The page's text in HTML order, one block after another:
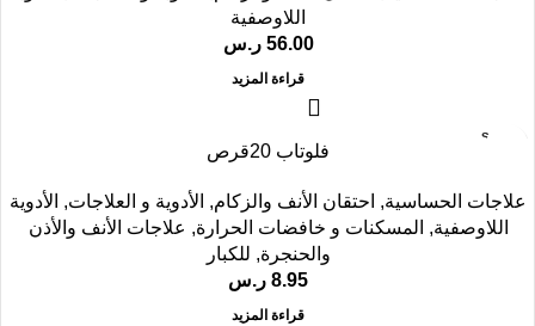
اللاوصفية
56.00 ر.س
قراءة المزيد
SOLD
فلوتاب 20قرص
علاجات الحساسية, احتقان الأنف والزكام, الأدوية و العلاجات, الأدوية
اللاوصفية, المسكنات و خافضات الحرارة, علاجات الأنف والأذن
والحنجرة, للكبار
8.95 ر.س
قراءة المزيد